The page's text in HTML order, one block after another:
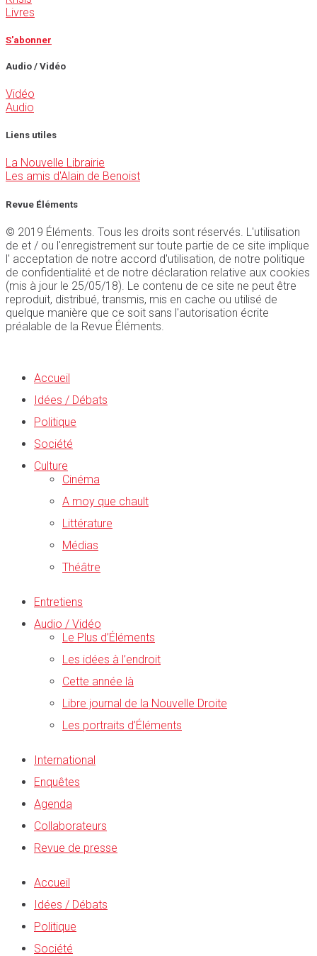
Livres
S'abonner
Audio / Vidéo
Vidéo
Audio
Liens utiles
La Nouvelle Librairie
Les amis d'Alain de Benoist
Revue Éléments
© 2019 Éléments. Tous les droits sont réservés. L'utilisation
de et / ou l'enregistrement sur toute partie de ce site implique
l' acceptation de notre accord d'utilisation, de notre politique
de confidentialité et de notre déclaration relative aux cookies
(mis à jour le 25/05/18). Le contenu de ce site ne peut être
reproduit, distribué, transmis, mis en cache ou utilisé de
quelque manière que ce soit sans l'autorisation écrite
préalable de la Revue Éléments.
Accueil
Idées / Débats
Politique
Société
Culture
Cinéma
A moy que chault
Littérature
Médias
Théâtre
Entretiens
Audio / Vidéo
Le Plus d’Éléments
Les idées à l’endroit
Cette année là
Libre journal de la Nouvelle Droite
Les portraits d’Éléments
International
Enquêtes
Agenda
Collaborateurs
Revue de presse
Accueil
Idées / Débats
Politique
Société